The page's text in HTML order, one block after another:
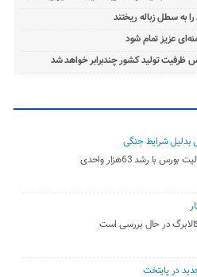
به سطل زباله ریختند
عزیز تمام شود
تولید کشور چندبرابر خواهد شد
بدلیل شرایط جنگی
با رشد 63هزار واحدی
در حال بررسی است
در پایتخت